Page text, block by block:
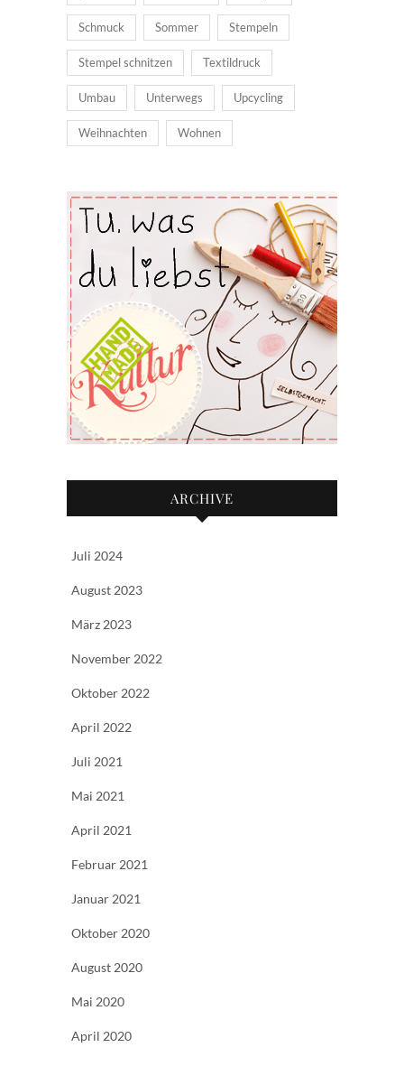
Schmuck Sommer Stempeln
Stempel schnitzen Textildruck
Umbau Unterwegs Upcycling
Weihnachten Wohnen
ARCHIVE
Juli 2024
August 2023
März 2023
November 2022
Oktober 2022
April 2022
Juli 2021
Mai 2021
April 2021
Februar 2021
Januar 2021
Oktober 2020
August 2020
Mai 2020
April 2020